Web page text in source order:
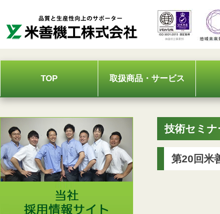
content
TOP 取扱商品・サービス
技術セミナ
第20回米